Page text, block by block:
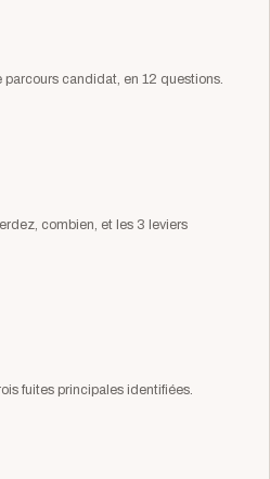
candidat, en 12 questions.
combien, et les 3 leviers
fuites principales identifiées.